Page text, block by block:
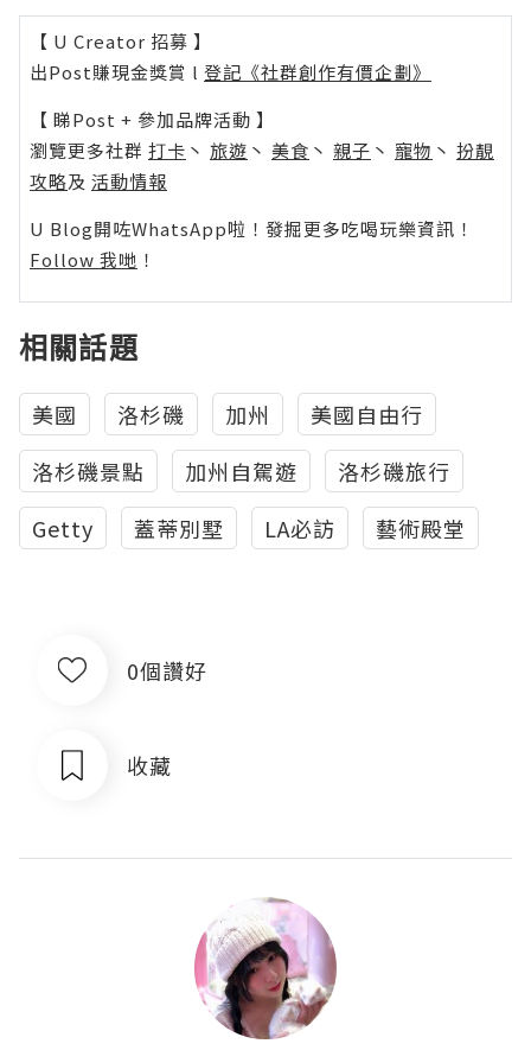
【 U Creator 招募 】
出Post賺現金獎賞 l 登記《社群創作有價企劃》
【 睇Post + 參加品牌活動 】
瀏覽更多社群 打卡 丶 旅遊 丶 美食 丶 親子 丶 寵物 丶 扮靚
攻略及 活動情報
U Blog開咗WhatsApp啦！發掘更多吃喝玩樂資訊！
Follow 我哋 ！
相關話題
美國 洛杉磯 加州
美國自由行
洛杉磯景點
加州自駕遊
洛杉磯旅行
Getty
蓋蒂別墅 LA必訪 藝術殿堂
0個讚好
收藏